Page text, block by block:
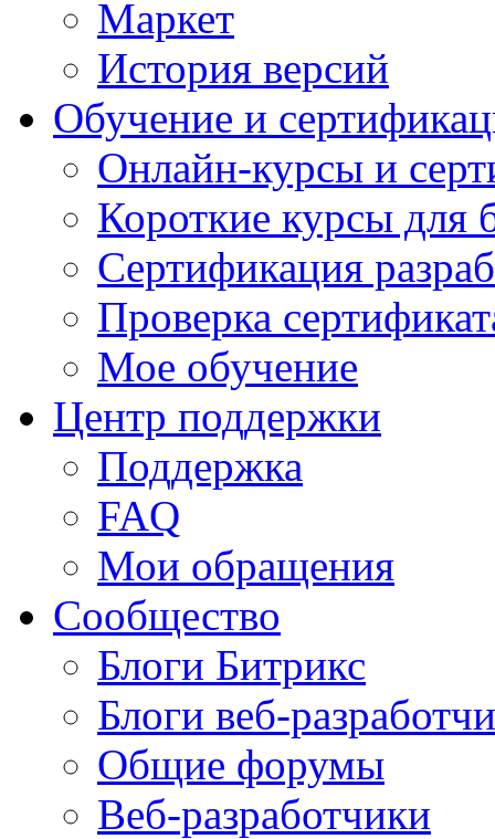
Маркет
История версий
Обучение и
Онлайн-курсы и
Короткие курсы для
Сертификация
Проверка
Мое обучение
Центр поддержки
Поддержка
FAQ
Мои обращения
Сообщество
Блоги Битрикс
Блоги веб-
Общие форумы
Веб-разработчики